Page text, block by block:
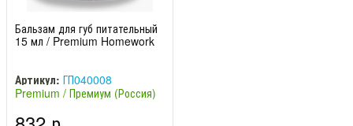
Бальзам для губ питательный
15 мл / Premium Homework
Артикул: ГП040008
Premium / Премиум (Россия)